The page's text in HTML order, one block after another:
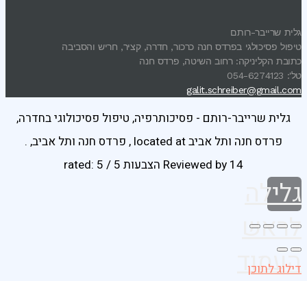
גלית שרייבר-רותם
טיפול פסיכולגי בפרדס חנה כרכור, חדרה, קציר, חריש והסביבה
כתובת הקליניקה: רחוב השיטה, פרדס חנה
טל': 054-6274123
galit.schreiber@gmail.com
גלית שרייבר-רותם - פסיכותרפיה, טיפול פסיכולוגי בחדרה,
פרדס חנה ותל אביב
, פרדס חנה ותל אביב,
.
Reviewed by 14 הצבעות 5 / 5
גלילה
לראש
העמוד
דילוג לתוכן